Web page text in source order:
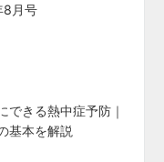
月号
できる熱中症予防｜
基本を解説